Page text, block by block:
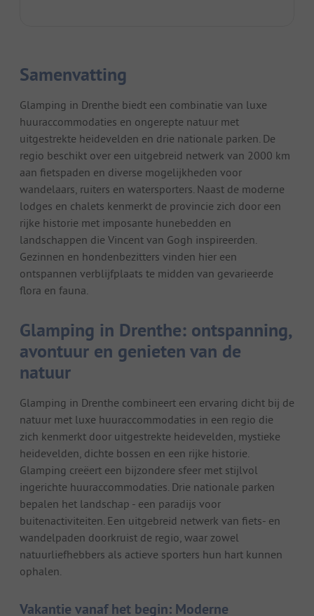
Samenvatting
Glamping in Drenthe biedt een combinatie van luxe
huuraccommodaties en ongerepte natuur met
uitgestrekte heidevelden en drie nationale parken. De
regio beschikt over een uitgebreid netwerk van 2000 km
aan fietspaden en diverse mogelijkheden voor
wandelaars, ruiters en watersporters. Naast de moderne
lodges en chalets kenmerkt de provincie zich door een
rijke historie met imposante hunebedden en
landschappen die Vincent van Gogh inspireerden.
Gezinnen en hondenbezitters vinden hier een
ontspannen verblijfplaats te midden van gevarieerde
flora en fauna.
Glamping in Drenthe: ontspanning,
avontuur en genieten van de
natuur
Glamping in Drenthe combineert een ervaring dicht bij de
natuur met luxe huuraccommodaties in een regio die
zich kenmerkt door uitgestrekte heidevelden, mystieke
heidevelden, dichte bossen en een rijke historie.
Glamping creëert een bijzondere sfeer met stijlvol
ingerichte huuraccommodaties. Drie nationale parken
bepalen het landschap - een paradijs voor
buitenactiviteiten. Een uitgebreid netwerk van fiets- en
wandelpaden doorkruist de regio, waar zowel
natuurliefhebbers als actieve sporters hun hart kunnen
ophalen.
Vakantie vanaf het begin: Moderne